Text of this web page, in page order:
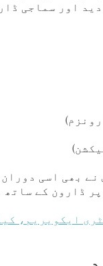
اور سماجی
نے بھی اسی
ڈارون کے
ایکویریم،